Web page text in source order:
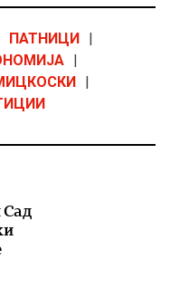
ПАТНИЦИ
Сад